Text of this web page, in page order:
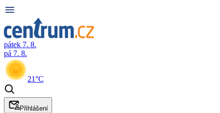
pátek 7. 8.
pá 7. 8.
21°C
Přihlášení